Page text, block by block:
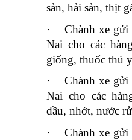
sản, hải sản, thịt
·
Chành xe
Nai cho các
giống, thuốc thú
·
Chành xe
Nai cho các
dầu, nhớt, nước
·
Chành xe